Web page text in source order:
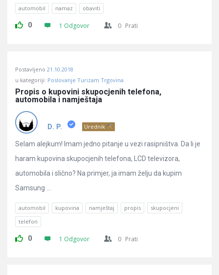
automobil namaz obaviti
0 1 Odgovor 0 Prati
Postavljeno 21.10.2018
u kategoriji: Poslovanje Turizam Trgovina
Propis o kupovini skupocjenih telefona,
automobila i namještaja
D. P. Urednik
Selam alejkum! Imam jedno pitanje u vezi rasipništva. Da li je
haram kupovina skupocjenih telefona, LCD televizora,
automobila i slično? Na primjer, ja imam želju da kupim
Samsung ...
automobil kupovina namještaj propis
skupocjeni
telefon
0 1 Odgovor 0 Prati